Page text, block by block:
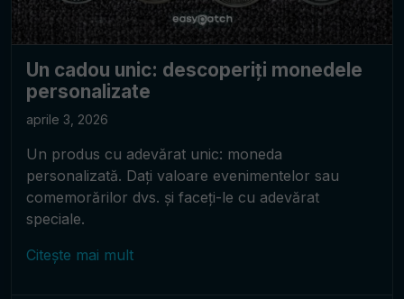
Un cadou unic: descoperiți monedele
personalizate
aprile 3, 2026
Un produs cu adevărat unic: moneda
personalizată. Dați valoare evenimentelor sau
comemorărilor dvs. și faceți-le cu adevărat
speciale.
Citește mai mult